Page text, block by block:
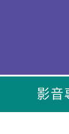
影音